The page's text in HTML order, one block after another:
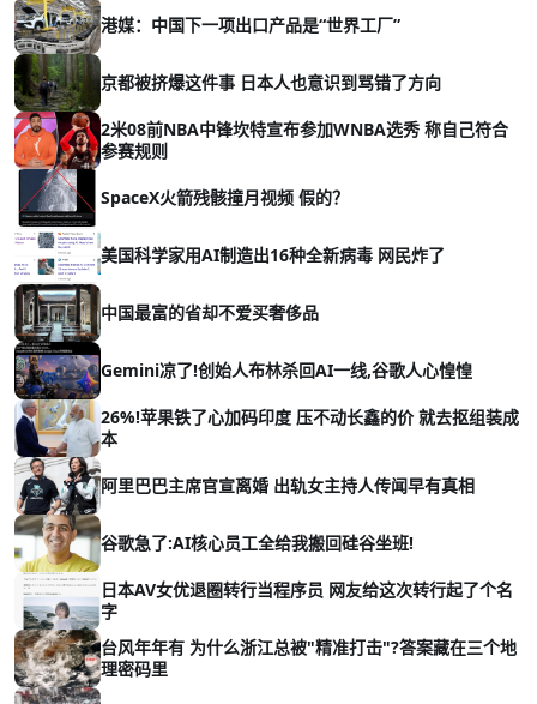
港媒：中国下一项出口产品是“世界工厂”
京都被挤爆这件事 日本人也意识到骂错了方向
2米08前NBA中锋坎特宣布参加WNBA选秀 称自己符合
参赛规则
SpaceX火箭残骸撞月视频 假的？
美国科学家用AI制造出16种全新病毒 网民炸了
中国最富的省却不爱买奢侈品
Gemini凉了!创始人布林杀回AI一线,谷歌人心惶惶
26%!苹果铁了心加码印度 压不动长鑫的价 就去抠组装成
本
阿里巴巴主席官宣离婚 出轨女主持人传闻早有真相
谷歌急了:AI核心员工全给我搬回硅谷坐班!
日本AV女优退圈转行当程序员 网友给这次转行起了个名
字
台风年年有 为什么浙江总被"精准打击"?答案藏在三个地
理密码里